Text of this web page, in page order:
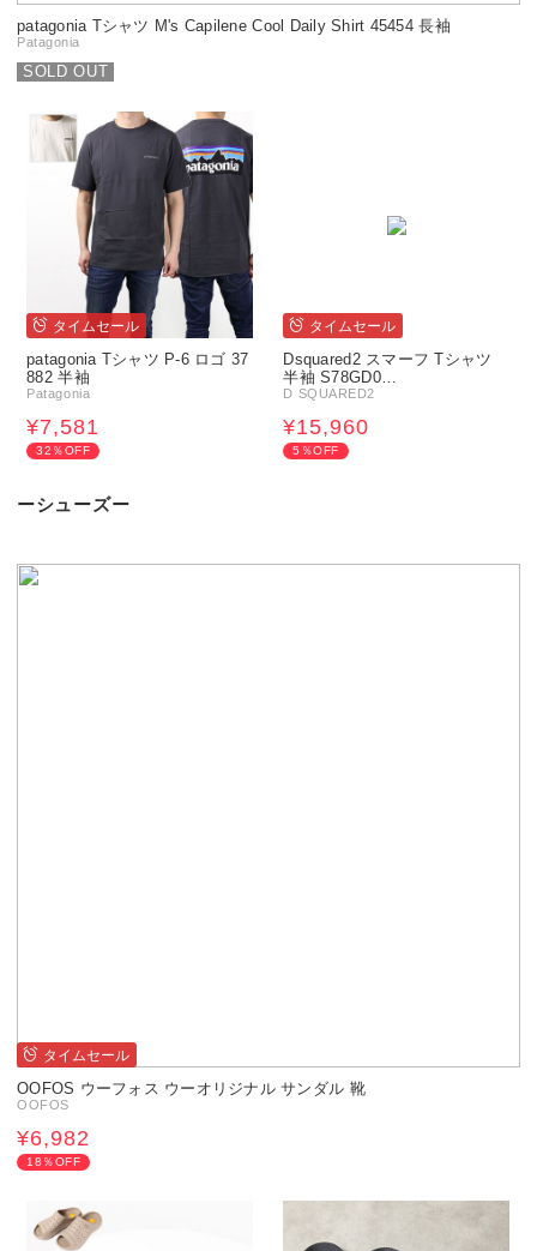
patagonia Tシャツ M's Capilene Cool Daily Shirt 45454 長袖
Patagonia
SOLD OUT
タイムセール
patagonia Tシャツ P-6 ロゴ 37
882 半袖
Patagonia
¥7,581
32％OFF
タイムセール
Dsquared2 スマーフ Tシャツ
半袖 S78GD0…
D SQUARED2
¥15,960
5％OFF
ーシューズー
タイムセール
OOFOS ウーフォス ウーオリジナル サンダル 靴
OOFOS
¥6,982
18％OFF